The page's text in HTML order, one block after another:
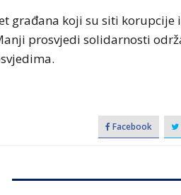
građana koji su siti korupcije
prosvjedi solidarnosti
Facebook